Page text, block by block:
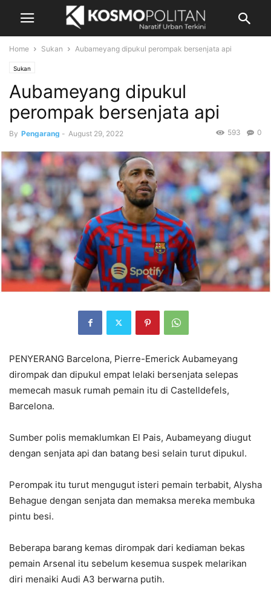
Home Sukan Aubameyang dipukul perompak bersenjata api
Sukan
Aubameyang dipukul
perompak bersenjata api
By Pengarang - August 29, 2022 0
593
PENYERANG Barcelona, Pierre-Emerick Aubameyang
dirompak dan dipukul empat lelaki bersenjata selepas
memecah masuk rumah pemain itu di Castelldefels,
Barcelona.
Sumber polis memaklumkan El Pais, Aubameyang diugut
dengan senjata api dan batang besi selain turut dipukul.
Perompak itu turut mengugut isteri pemain terbabit, Alysha
Behague dengan senjata dan memaksa mereka membuka
pintu besi.
Beberapa barang kemas dirompak dari kediaman bekas
pemain Arsenal itu sebelum kesemua suspek melarikan
diri menaiki Audi A3 berwarna putih.